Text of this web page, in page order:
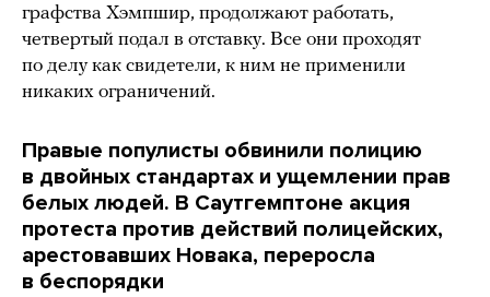
графства Хэмпшир, продолжают работать,
четвертый подал в отставку. Все они проходят
по делу как свидетели, к ним не применили
никаких ограничений.
Правые популисты обвинили полицию
в двойных стандартах и ущемлении прав
белых людей. В Саутгемптоне акция
протеста против действий полицейских,
арестовавших Новака, переросла
в беспорядки